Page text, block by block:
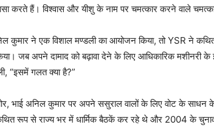
करते हैं। विश्वास और यीशु के नाम पर चमत्कार करने वाले
कुमार ने एक विशाल मण्डली का आयोजन किया, तो YSR ने
जब अपने दामाद को बढ़ावा देने के लिए आधिकारिक मशीनरी के
“इसमें गलत क्या है?”
भाई अनिल कुमार पर अपने ससुराल वालों के लिए वोट के साधन
रूप से राज्य भर में धार्मिक बैठकें कर रहे थे और 2004 के चुनावों